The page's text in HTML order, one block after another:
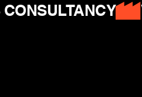
CONSULTANCY